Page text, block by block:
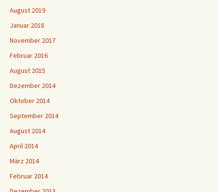
August 2019
Januar 2018
November 2017
Februar 2016
August 2015
Dezember 2014
Oktober 2014
September 2014
August 2014
April 2014
März 2014
Februar 2014